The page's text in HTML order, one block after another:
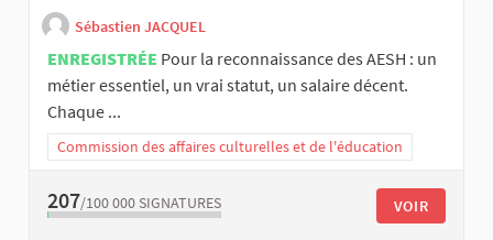
Sébastien JACQUEL
ENREGISTRÉE Pour la reconnaissance des AESH : un
métier essentiel, un vrai statut, un salaire décent.
Chaque ...
Commission des affaires culturelles et de l'éducation
207/100 000 SIGNATURES VOIR